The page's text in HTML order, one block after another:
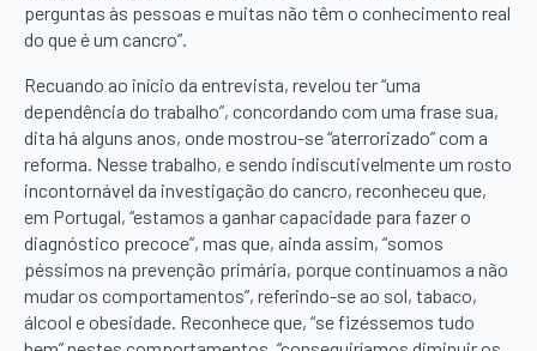
perguntas às pessoas e muitas não têm o conhecimento real
do que é um cancro”.
Recuando ao início da entrevista, revelou ter “uma
dependência do trabalho”, concordando com uma frase sua,
dita há alguns anos, onde mostrou-se “aterrorizado” com a
reforma. Nesse trabalho, e sendo indiscutivelmente um rosto
incontornável da investigação do cancro, reconheceu que,
em Portugal, “estamos a ganhar capacidade para fazer o
diagnóstico precoce”, mas que, ainda assim, “somos
péssimos na prevenção primária, porque continuamos a não
mudar os comportamentos”, referindo-se ao sol, tabaco,
álcool e obesidade. Reconhece que, “se fizéssemos tudo